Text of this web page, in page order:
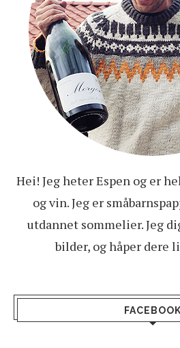
Hei! Jeg heter Espen og er
og vin. Jeg er
utdannet sommelier. Jeg
bilder, og håper dere
FACEBOOK